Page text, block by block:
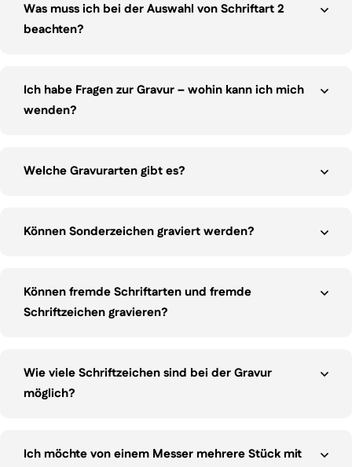
Was muss ich bei der Auswahl von Schriftart 2
beachten?
Ich habe Fragen zur Gravur – wohin kann ich mich
wenden?
Welche Gravurarten gibt es?
Können Sonderzeichen graviert werden?
Können fremde Schriftarten und fremde
Schriftzeichen gravieren?
Wie viele Schriftzeichen sind bei der Gravur
möglich?
Ich möchte von einem Messer mehrere Stück mit